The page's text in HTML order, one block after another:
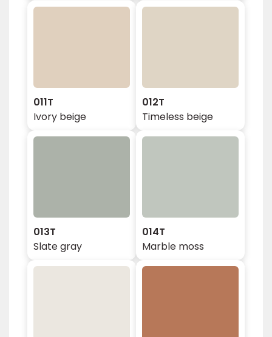
011T
Ivory beige
012T
Timeless beige
013T
Slate gray
014T
Marble moss